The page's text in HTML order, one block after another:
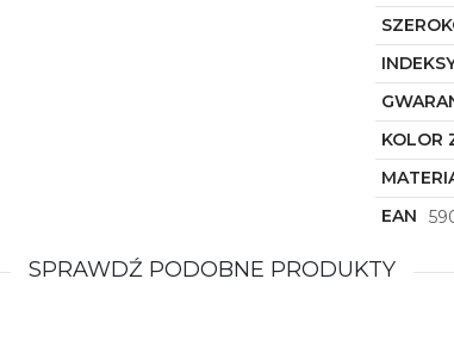
KOLOR
EAN
SPRAWDŹ PODOBNE PRODUKTY